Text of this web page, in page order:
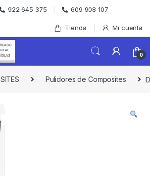
922 645 375 609 908 107
Tienda Mi cuenta
0
Pulidores de Composites